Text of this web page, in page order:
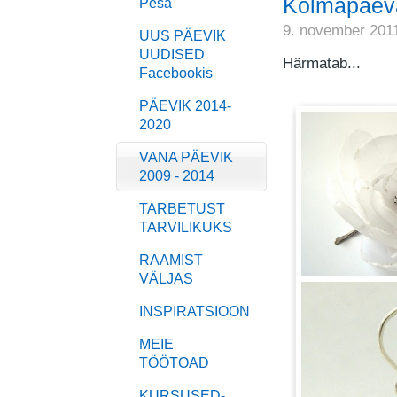
Pesa
UUS PÄEVIK
UUDISED
Facebookis
PÄEVIK 2014-
2020
VANA PÄEVIK
2009 - 2014
TARBETUST
TARVILIKUKS
RAAMIST
VÄLJAS
INSPIRATSIOON
MEIE
TÖÖTOAD
9. november
Härmatab...